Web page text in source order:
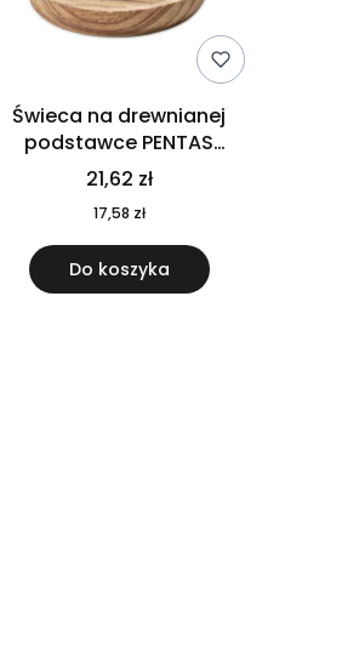
Świeca na drewnianej
podstawce PENTAS
MO6282-40
21,62 zł
17,58 zł
Do koszyka